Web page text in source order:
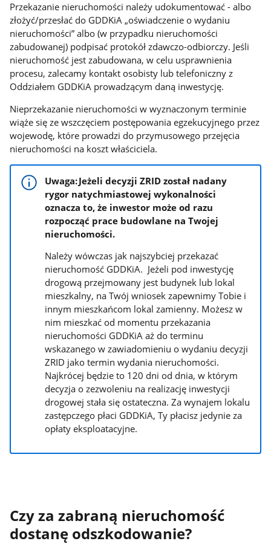
Przekazanie nieruchomości należy udokumentować - albo
złożyć/przesłać do GDDKiA „oświadczenie o wydaniu
nieruchomości” albo (w przypadku nieruchomości
zabudowanej) podpisać protokół zdawczo-odbiorczy. Jeśli
nieruchomość jest zabudowana, w celu usprawnienia
procesu, zalecamy kontakt osobisty lub telefoniczny z
Oddziałem GDDKiA prowadzącym daną inwestycję.
Nieprzekazanie nieruchomości w wyznaczonym terminie
wiąże się ze wszczęciem postępowania egzekucyjnego przez
wojewodę, które prowadzi do przymusowego przejęcia
nieruchomości na koszt właściciela.
Uwaga: Jeżeli decyzji ZRID został nadany
rygor natychmiastowej wykonalności
oznacza to, że inwestor może od razu
rozpocząć prace budowlane na Twojej
nieruchomości.
Należy wówczas jak najszybciej przekazać
nieruchomość GDDKiA. Jeżeli pod inwestycję
drogową przejmowany jest budynek lub lokal
mieszkalny, na Twój wniosek zapewnimy Tobie i
innym mieszkańcom lokal zamienny. Możesz w
nim mieszkać od momentu przekazania
nieruchomości GDDKiA aż do terminu
wskazanego w zawiadomieniu o wydaniu decyzji
ZRID jako termin wydania nieruchomości.
Najkrócej będzie to 120 dni od dnia, w którym
decyzja o zezwoleniu na realizację inwestycji
drogowej stała się ostateczna. Za wynajem lokalu
zastępczego płaci GDDKiA, Ty płacisz jedynie za
opłaty eksploatacyjne.
Czy za zabraną nieruchomość
dostanę odszkodowanie?